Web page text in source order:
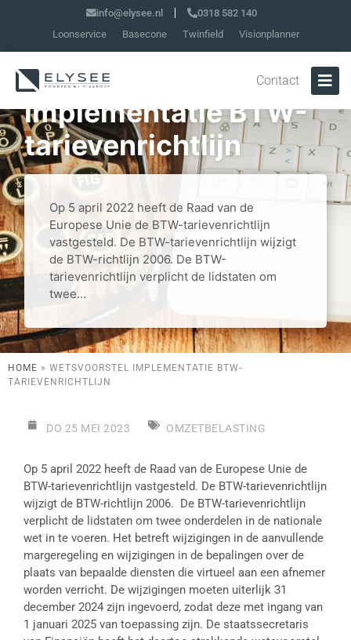
info@elysee.nl
0318 582 140
Loonservice
Basecone Twinfield Visionplanner
Contact
Wetsvoorstel
implementatie BTW-
tarievenrichtlijn
Op 5 april 2022 heeft de Raad van de
Europese Unie de BTW-tarievenrichtlijn
vastgesteld. De BTW-tarievenrichtlijn wijzigt
de BTW-richtlijn 2006. De BTW-
tarievenrichtlijn verplicht de lidstaten om
twee...
HOME » WETSVOORSTEL IMPLEMENTATIE BTW-
TARIEVENRICHTLIJN
DO 25 MEI 2023 OMZETBELASTING
Op 5 april 2022 heeft de Raad van de Europese Unie de
BTW-tarievenrichtlijn vastgesteld. De BTW-tarievenrichtlijn
wijzigt de BTW-richtlijn 2006. De BTW-tarievenrichtlijn
verplicht de lidstaten om twee onderdelen in de nationale
wet in te voeren. Het betreft wijzigingen in de aanvullende
margeregeling en wijzigingen in de bepalingen over de
plaats van bepaalde diensten die virtueel aan een afnemer
worden verricht. De wijzigingen moeten uiterlijk 31
december 2024 zijn ingevoerd, zodat deze met ingang van
1 januari 2025 van toepassing zijn. De staatssecretaris